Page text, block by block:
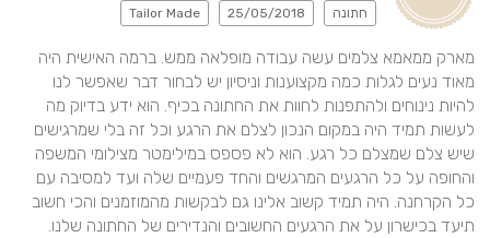
חתונה 25/05/2018
Tailor Made